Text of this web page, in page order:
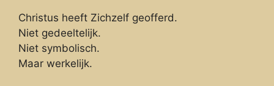
Christus heeft Zichzelf geofferd.
Niet gedeeltelijk.
Niet symbolisch.
Maar werkelijk.